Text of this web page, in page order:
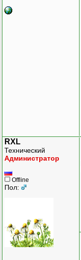
RXL
Технический
Администратор
Offline
Пол: